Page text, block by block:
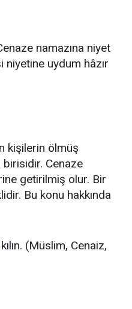
namazına niyet
uydum hâzır
kişilerin ölmüş
Cenaze
getirilmiş olur. Bir
Bu konu hakkında
(Müslim, Cenaiz,